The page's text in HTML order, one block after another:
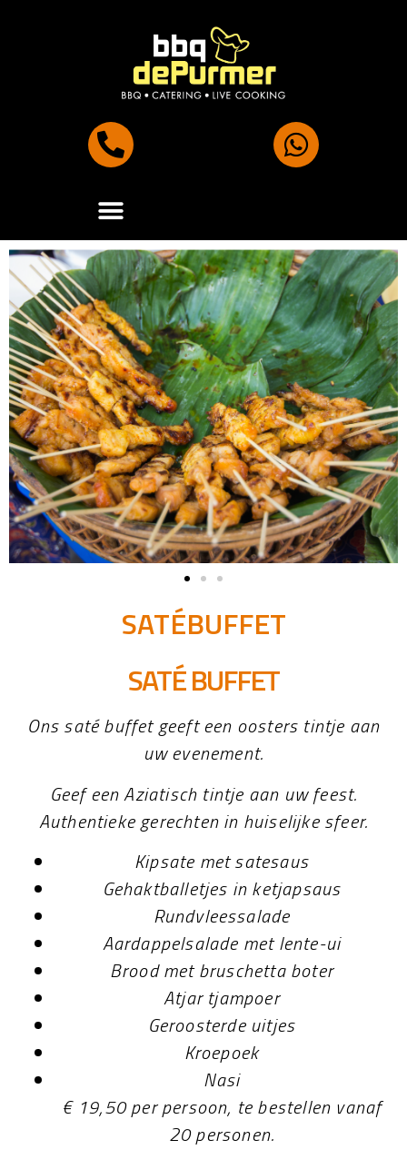
SATÉBUFFET
SATÉ BUFFET
Ons saté buffet geeft een oosters tintje aan
uw evenement.
Geef een Aziatisch tintje aan uw feest.
Authentieke gerechten in huiselijke sfeer.
Kipsate met satesaus
Gehaktballetjes in ketjapsaus
Rundvleessalade
Aardappelsalade met lente-ui
Brood met bruschetta boter
Atjar tjampoer
Geroosterde uitjes
Kroepoek
Nasi
€ 19,50 per persoon, te bestellen vanaf
20 personen.